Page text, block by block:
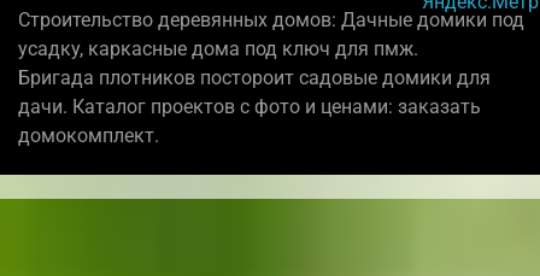
Строительство деревянных домов: Дачные домики под
усадку, каркасные дома под ключ для пмж.
Бригада плотников постороит садовые домики для
дачи. Каталог проектов с фото и ценами: заказать
домокомплект.